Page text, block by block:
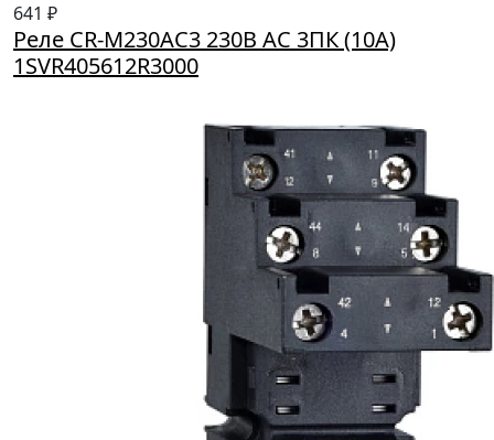
641 ₽
Реле CR-M230AC3 230B AC 3ПК (10A)
1SVR405612R3000